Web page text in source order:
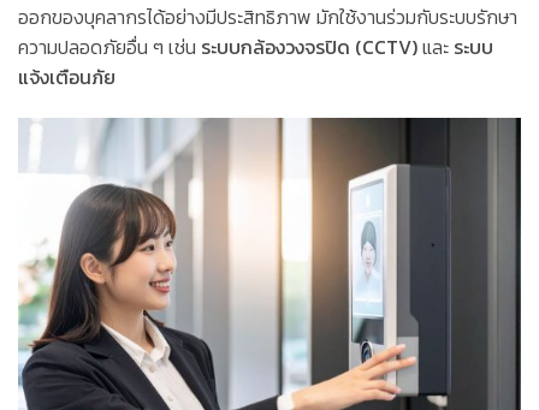
ออกของบุคลากรได้อย่างมีประสิทธิภาพ มักใช้งานร่วมกับระบบรักษา
ความปลอดภัยอื่น ๆ เช่น ระบบกล้องวงจรปิด (CCTV)และ ระบบ
แจ้งเตือนภัย